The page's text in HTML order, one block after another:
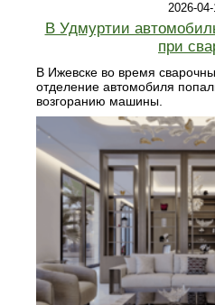
2026-04-
В Удмуртии
при
В Ижевске во время
отделение автомобиля
возгоранию машины.